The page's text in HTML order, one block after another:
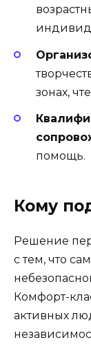
зонах,
помощь.
Кому
Решение
с тем, что
Комфорт-
активных